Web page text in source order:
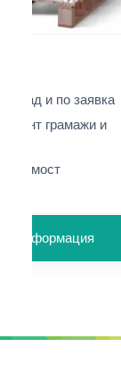
склад и по заявка
грамажи и
информация